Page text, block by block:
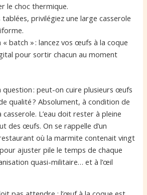
le choc thermique.
privilégiez une large casserole
« batch » : lancez vos œufs à la coque
pour sortir chacun au moment
question : peut-on cuire plusieurs œufs
qualité ? Absolument, à condition de
L’eau doit rester à pleine
des œufs. On se rappelle d’un
où la marmite contenait vingt
ajuster pile le temps de chaque
quasi-militaire… et à l’œil